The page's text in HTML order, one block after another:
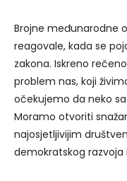
Brojne međunarodne
reagovale, kada se
zakona. Iskreno
problem nas, koji
očekujemo da neko
Moramo otvoriti
najosjetljivijim
demokratskog razvoja